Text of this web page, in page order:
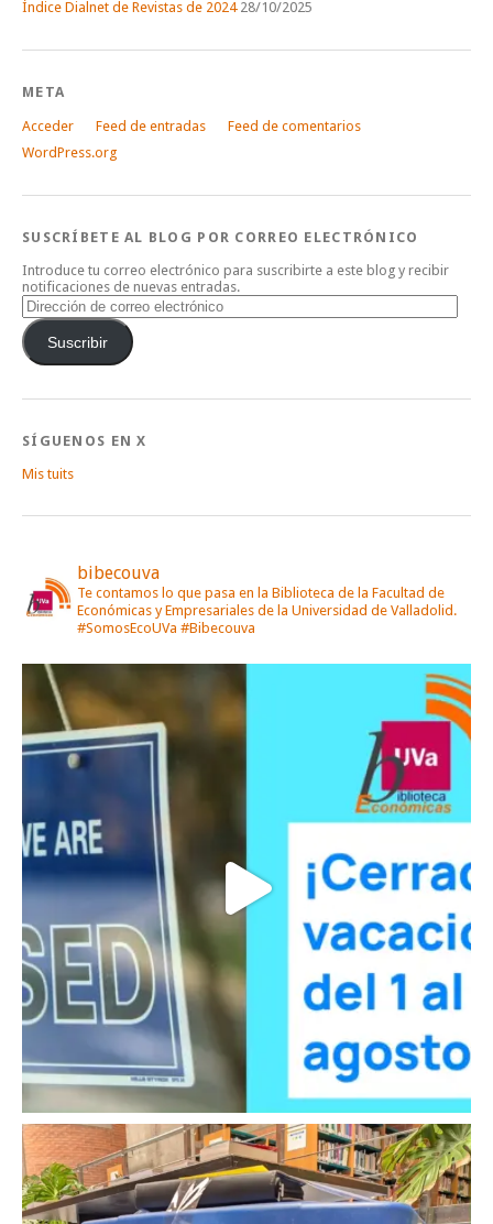
Índice Dialnet de Revistas de 2024 28/10/2025
META
Acceder Feed de entradas
Feed de comentarios
WordPress.org
SUSCRÍBETE AL BLOG POR CORREO ELECTRÓNICO
Introduce tu correo electrónico para suscribirte a este blog y recibir
notificaciones de nuevas entradas.
Dirección
de
correo
electrónico
Suscribir
SÍGUENOS EN X
Mis tuits
bibecouva
Te contamos lo que pasa en la Biblioteca de la Facultad de
Económicas y Empresariales de la Universidad de Valladolid.
#SomosEcoUVa #Bibecouva